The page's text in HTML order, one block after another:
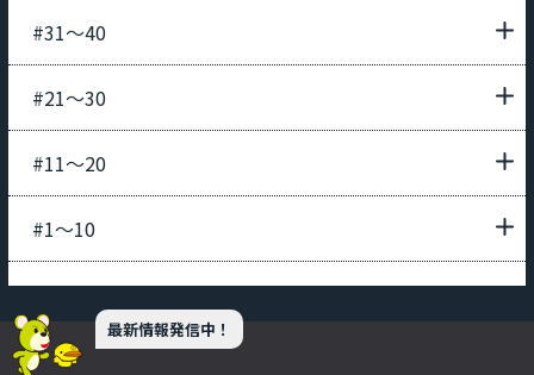
#31〜40
#21〜30
#11〜20
#1〜10
最新情報発信中！